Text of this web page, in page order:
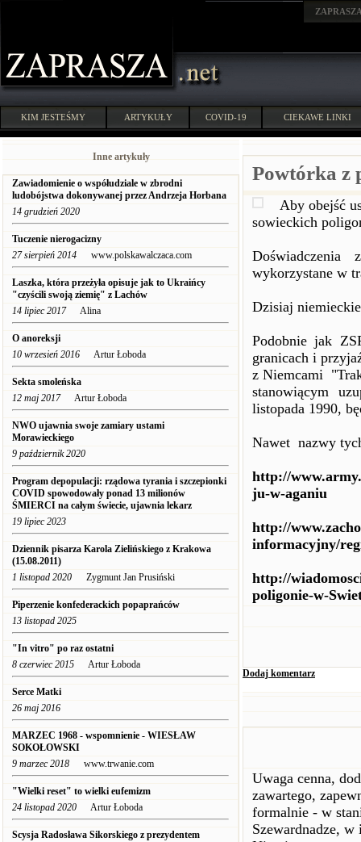
KIM JESTEŚMY ARTYKUŁY COVID-19 CIEKAWE LINKI
Inne artykuły
Zawiadomienie o współudziale w zbrodni
ludobójstwa dokonywanej przez Andrzeja Horbana
14 grudzień 2020
Tuczenie nierogacizny
27 sierpień 2014 www.polskawalczaca.com
Laszka, która przeżyła opisuje jak to Ukraińcy
"czyścili swoją ziemię" z Lachów
14 lipiec 2017Alina
O anoreksji
10 wrzesień 2016 Artur Łoboda
Sekta smoleńska
12 maj 2017Artur Łoboda
NWO ujawnia swoje zamiary ustami
Morawieckiego
9 październik 2020
Program depopulacji: rządowa tyrania i szczepionki
COVID spowodowały ponad 13 milionów
ŚMIERCI na całym świecie, ujawnia lekarz
19 lipiec 2023
Dziennik pisarza Karola Zielińskiego z Krakowa
(15.08.2011)
1 listopad 2020 Zygmunt Jan Prusiński
Piperzenie konfederackich popaprańców
13 listopad 2025
"In vitro" po raz ostatni
8 czerwiec 2015 Artur Łoboda
Serce Matki
26 maj 2016
MARZEC 1968 - wspomnienie - WIESŁAW
SOKOŁOWSKI
9 marzec 2018 www.trwanie.com
"Wielki reset" to wielki eufemizm
24 listopad 2020 Artur Łoboda
Scysja Radosława Sikorskiego z prezydentem
Powtórka z
Aby obejść
sowieckich
wykorzystane w
Dzisiaj
Podobnie jak
granicach i
z Niemcami
stanowiącym
listopada 1990,
Nawet nazwy
http://
ju-w-aganiu
http://
informacyjny/
http://
poligonie-w-
Dodaj komentarz
Uwaga cenna,
zawartego,
formalnie - w
Szewardnadze,